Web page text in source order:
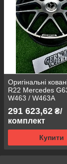
Оригінальні
R22 Mercedes
W463 / W463A
291 623,62 ₴/
комплект
Купити